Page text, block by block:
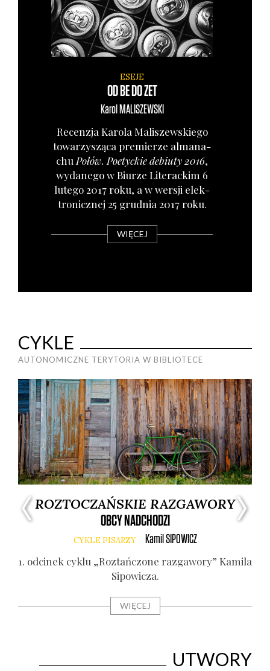
ESEJE
OD BE DO ZET
Karol MALISZEWSKI
Recen­zja Karo­la Mali­szew­skie­go
towa­rzy­szą­ca pre­mie­rze alma­na­
chu Połów. Poetyc­kie debiu­ty 2016,
wyda­ne­go w Biu­rze Lite­rac­kim 6
lute­go 2017 roku, a w wer­sji elek­
tro­nicz­nej 25 grud­nia 2017 roku.
WIĘCEJ
CYKLE
AUTONOMICZNE TERYTORIA W BIBLIOTECE
ROZTOCZAŃSKIE RAZGAWORY
OBCY NADCHODZI
CYKLE PISARZY Kamil SIPOWICZ
1. odci­nek cyklu „Roz­tań­czo­ne razga­wo­ry” Kami­la
Sipo­wi­cza.
WIĘCEJ
UTWORY